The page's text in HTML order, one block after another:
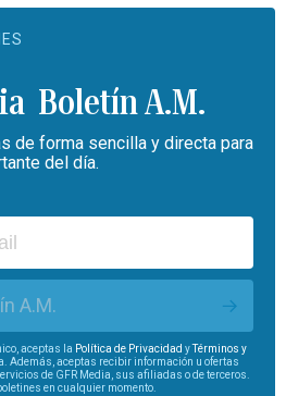
Boletín A.M.
de forma sencilla y directa para
del día.
A.M.
aceptas la Política de Privacidad yTérminos y
Además, aceptas recibir información u ofertas
de GFR Media, sus afiliadas o de terceros.
en cualquier momento.